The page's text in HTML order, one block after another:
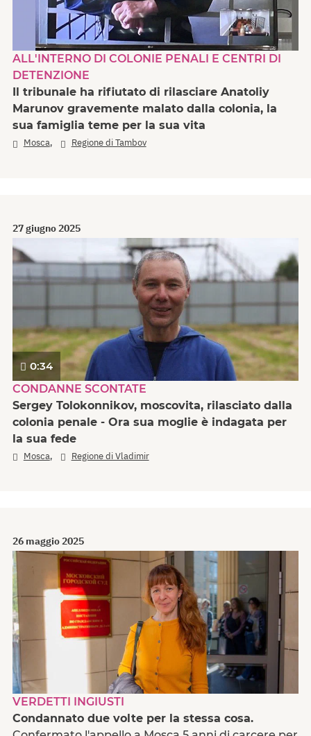
ALL'INTERNO DI COLONIE PENALI E CENTRI DI
DETENZIONE
Il tribunale ha rifiutato di rilasciare Anatoliy
Marunov gravemente malato dalla colonia, la
sua famiglia teme per la sua vita
Mosca, Regione di Tambov
27 giugno 2025
0:34
CONDANNE SCONTATE
Sergey Tolokonnikov, moscovita, rilasciato dalla
colonia penale - Ora sua moglie è indagata per
la sua fede
Mosca, Regione di Vladimir
26 maggio 2025
VERDETTI INGIUSTI
Condannato due volte per la stessa cosa.